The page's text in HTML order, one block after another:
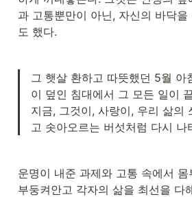
과 고통뿐만이 아닌, 자신의 바닥을
도 했다.
그 햇살 환하고 따뜻했던 5월 아
이 덮인 침대에서 그 모든 일이
지금, 그것이, 사랑이, 우리 삶의
고 솟아오르는 버섯처럼 다시 나
운명이 내준 과제와 고통 속에서
부둥켜안고 각자의 삶을 최선을 다